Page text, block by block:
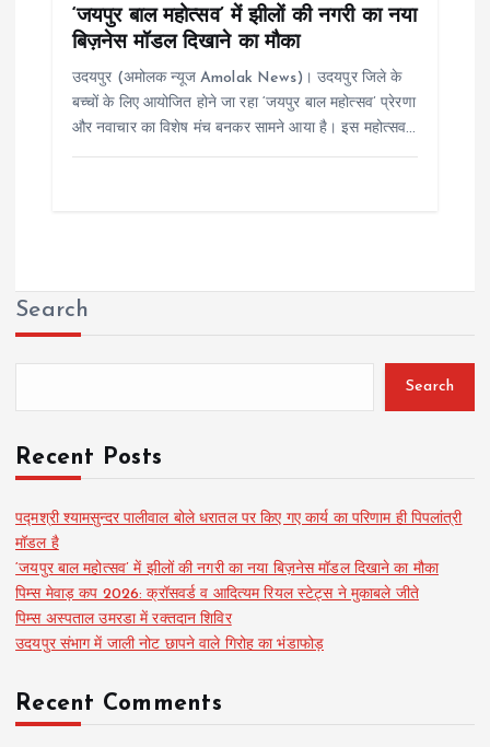
‘जयपुर बाल महोत्सव’ में झीलों की नगरी का नया
बिज़नेस मॉडल दिखाने का मौका
उदयपुर (अमोलक न्यूज Amolak News)। उदयपुर जिले के
बच्चों के लिए आयोजित होने जा रहा ‘जयपुर बाल महोत्सव’ प्रेरणा
और नवाचार का विशेष मंच बनकर सामने आया है। इस महोत्सव…
Search
Search
Recent Posts
पद्मश्री श्यामसुन्दर पालीवाल बोले धरातल पर किए गए कार्य का परिणाम ही पिपलांत्री
मॉडल है
‘जयपुर बाल महोत्सव’ में झीलों की नगरी का नया बिज़नेस मॉडल दिखाने का मौका
पिम्स मेवाड़ कप 2026: क्रॉसवर्ड व आदित्यम रियल स्टेट्स ने मुकाबले जीते
पिम्स अस्पताल उमरडा में रक्तदान शिविर
उदयपुर संभाग में जाली नोट छापने वाले गिरोह का भंडाफोड़
Recent Comments